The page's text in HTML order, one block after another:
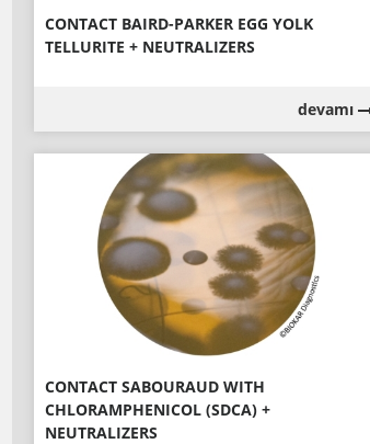
CONTACT BAIRD-PARKER EGG YOLK
TELLURITE + NEUTRALIZERS
devamı
CONTACT SABOURAUD WITH
CHLORAMPHENICOL (SDCA) +
NEUTRALIZERS